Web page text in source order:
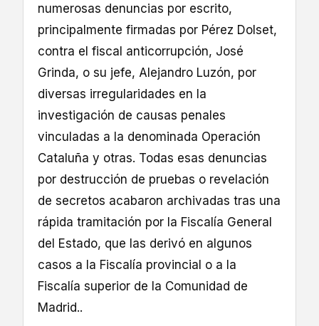
numerosas denuncias por escrito,
principalmente firmadas por Pérez Dolset,
contra el fiscal anticorrupción, José
Grinda, o su jefe, Alejandro Luzón, por
diversas irregularidades en la
investigación de causas penales
vinculadas a la denominada Operación
Cataluña y otras. Todas esas denuncias
por destrucción de pruebas o revelación
de secretos acabaron archivadas tras una
rápida tramitación por la Fiscalía General
del Estado, que las derivó en algunos
casos a la Fiscalía provincial o a la
Fiscalía superior de la Comunidad de
Madrid..